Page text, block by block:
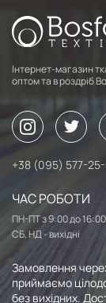
Інтернет-магазин
оптом та в роздріб
+38 (095) 577-
ЧАС РОБОТИ
ПН-ПТ з 9:00 до 16:00
СБ, НД - вихідні
Замовлення
приймаємо
без вихідних.